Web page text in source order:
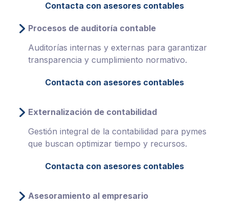
Contacta con asesores contables
Procesos de auditoría contable
Auditorías internas y externas para garantizar
transparencia y cumplimiento normativo.
Contacta con asesores contables
Externalización de contabilidad
Gestión integral de la contabilidad para pymes
que buscan optimizar tiempo y recursos.
Contacta con asesores contables
Asesoramiento al empresario